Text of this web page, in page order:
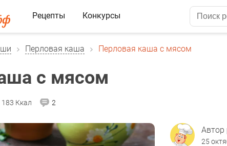
Рецепты Конкурсы
Перловая каша Перловая каша с мясом
с мясом
183 Ккал 2
Автор
25